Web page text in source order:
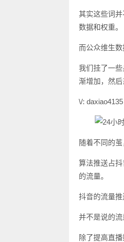
其实这些词
数据和权重。
而公众维生
我们挂了一
渐增加，然后
\/:
随着不同的
算法推送占
的流量。
抖音的流量推
并不是说的
除了提高直